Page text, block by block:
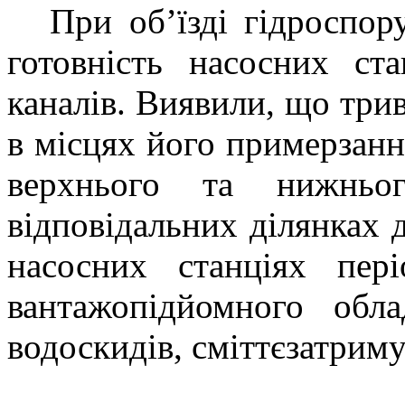
При об’їзді
готовність насосних
каналів. Виявили, що
в місцях його
верхнього та
відповідальних
насосних станціях
вантажопідйомного
водоскидів,